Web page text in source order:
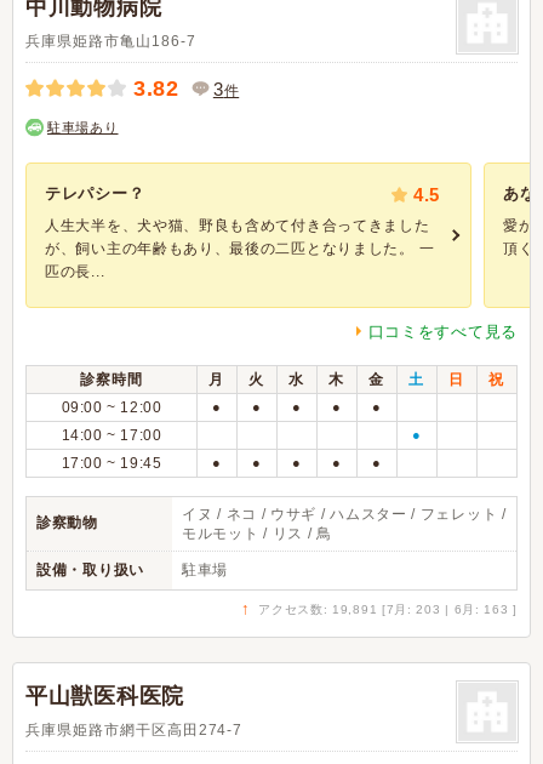
中川動物病院
兵庫県姫路市亀山186-7
3.82 3件
駐車場あり
テレパシー？ 4.5
人生大半を、犬や猫、野良も含めて付き合ってきました
が、飼い主の年齢もあり、最後の二匹となりました。 一
匹の長...
あな
愛が
頂く
口コミをすべて見る
診察時間 月 火 水 木 金 土 日
祝
09:00 ~ 12:00
● ● ● ● ●
14:00 ~ 17:00 ●
17:00 ~ 19:45 ● ● ● ● ●
診察動物
イヌ / ネコ / ウサギ / ハムスター / フェレット /
モルモット / リス / 鳥
設備・取り扱い 駐車場
↑ アクセス数: 19,891 [7月: 203 | 6月: 163 ]
平山獣医科医院
兵庫県姫路市網干区高田274-7